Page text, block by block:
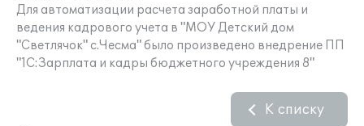
Для автоматизации расчета заработной платы и
ведения кадрового учета в "МОУ Детский дом
"Светлячок" с.Чесма" было произведено внедрение ПП
"1С:Зарплата и кадры бюджетного учреждения 8"
К списку